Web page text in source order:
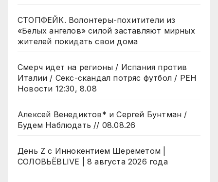
СТОПФЕЙК. Волонтеры-похитители из
«Белых ангелов» силой заставляют мирных
жителей покидать свои дома
Смерч идет на регионы / Испания против
Италии / Секс-скандал потряс футбол / РЕН
Новости 12:30, 8.08
Алексей Венедиктов* и Сергей Бунтман /
Будем Наблюдать // 08.08.26
День Z с Иннокентием Шереметом |
СОЛОВЬЁВLIVE | 8 августа 2026 года